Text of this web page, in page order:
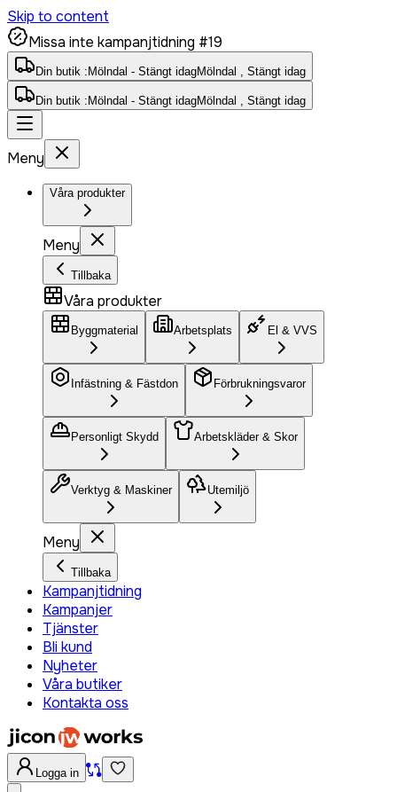
Skip to content
Missa inte kampanjtidning #19
Din butik : Mölndal - Stängt idagMölndal , Stängt idag
Din butik : Mölndal - Stängt idagMölndal , Stängt idag
Meny
Våra produkter
Meny
Tillbaka
Våra produkter
Byggmaterial Arbetsplats El & VVS
Infästning & Fästdon Förbrukningsvaror
Personligt Skydd Arbetskläder & Skor
Verktyg & Maskiner Utemiljö
Meny
Tillbaka
Kampanjtidning
Kampanjer
Tjänster
Bli kund
Nyheter
Våra butiker
Kontakta oss
Logga in